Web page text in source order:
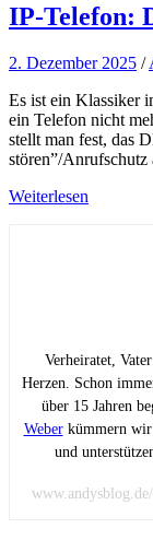
IP-Telefon:
2. Dezember 2025 /
Es ist ein Klassiker
ein Telefon nicht
stellt man fest, das
stören”/Anrufschutz
Weiterlesen
Verheiratet,
Herzen. Schon
über 15 Jahren
Weberkümmern wir
und
www.andysblog.de/